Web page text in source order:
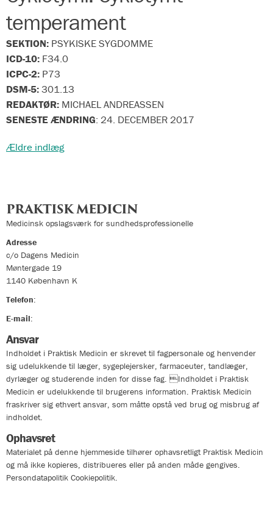
temperament
SEKTION: PSYKISKE SYGDOMME
ICD-10: F34.0
ICPC-2: P73
DSM-5:301.13
REDAKTØR: MICHAEL ANDREASSEN
SENESTE ÆNDRING: 24. DECEMBER 2017
Navigation
indlæg
Ældre indlæg
PRAKTISK MEDICIN
Medicinsk opslagsværk for sundhedsprofessionelle
Adresse
c/o Dagens Medicin
Møntergade 19
1140 København K
Telefon:
E-mail:
Ansvar
Indholdet i Praktisk Medicin er skrevet til fagpersonale og henvender
sig udelukkende til læger, sygeplejersker, farmaceuter, tandlæger,
dyrlæger og studerende inden for disse fag. Indholdet i Praktisk
Medicin er udelukkende til brugerens information. Praktisk Medicin
fraskriver sig ethvert ansvar, som måtte opstå ved brug og misbrug af
indholdet.
Ophavsret
Materialet på denne hjemmeside tilhører ophavsretligt Praktisk Medicin
og må ikke kopieres, distribueres eller på anden måde gengives.
Persondatapolitik Cookiepolitik.